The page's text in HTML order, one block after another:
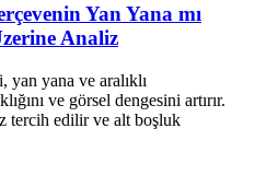
Yan Yana mı
Analiz
yana ve aralıklı
ve görsel dengesini artırır.
tercih edilir ve alt boşluk